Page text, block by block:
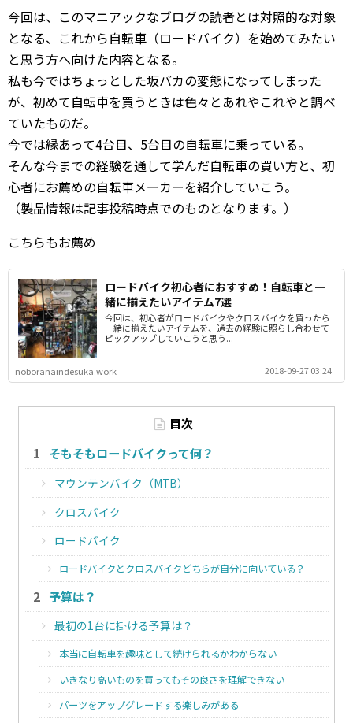
今回は、このマニアックなブログの読者とは対照的な対象
となる、これから自転車（ロードバイク）を始めてみたい
と思う方へ向けた内容となる。
私も今ではちょっとした坂バカの変態になってしまった
が、初めて自転車を買うときは色々とあれやこれやと調べ
ていたものだ。
今では縁あって4台目、5台目の自転車に乗っている。
そんな今までの経験を通して学んだ自転車の買い方と、初
心者にお薦めの自転車メーカーを紹介していこう。
（製品情報は記事投稿時点でのものとなります。）
こちらもお薦め
ロードバイク初心者におすすめ！自転車と一
緒に揃えたいアイテム7選
今回は、初心者がロードバイクやクロスバイクを買ったら
一緒に揃えたいアイテムを、過去の経験に照らし合わせて
ピックアップしていこうと思う...
noboranaindesuka.work 2018-09-27 03:24
目次
そもそもロードバイクって何？
マウンテンバイク（MTB）
クロスバイク
ロードバイク
ロードバイクとクロスバイクどちらが自分に向いている？
予算は？
最初の1台に掛ける予算は？
本当に自転車を趣味として続けられるかわからない
いきなり高いものを買ってもその良さを理解できない
パーツをアップグレードする楽しみがある